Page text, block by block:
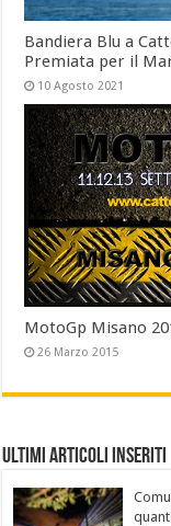
Bandiera Blu a
Premiata per il
10 Agosto 2021
MotoGp Misano
26 Marzo 2015
Ultimi Articoli Inseriti